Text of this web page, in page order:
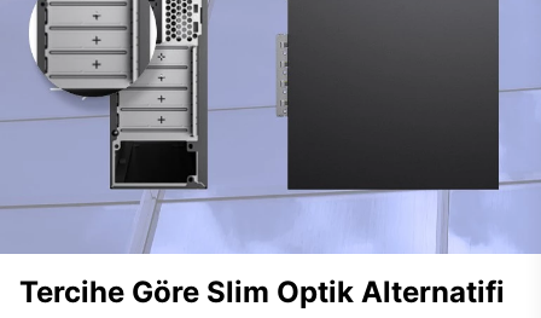
Tercihe Göre Slim Optik Alternatifi